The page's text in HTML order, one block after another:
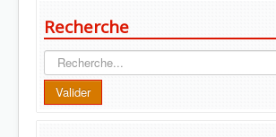
Recherche
Recherche
Valider